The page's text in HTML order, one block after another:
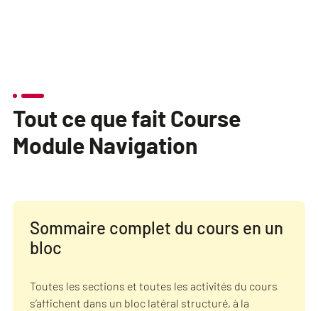
Tout ce que fait Course
Module Navigation
Sommaire complet du cours en un
bloc
Toutes les sections et toutes les activités du cours
s’affichent dans un bloc latéral structuré, à la